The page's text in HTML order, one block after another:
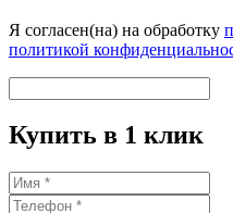
Я согласен(на) на обработку
политикой
Купить в 1 клик